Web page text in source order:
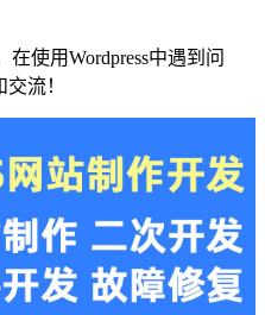
在使用Wordpress中遇到问
流！